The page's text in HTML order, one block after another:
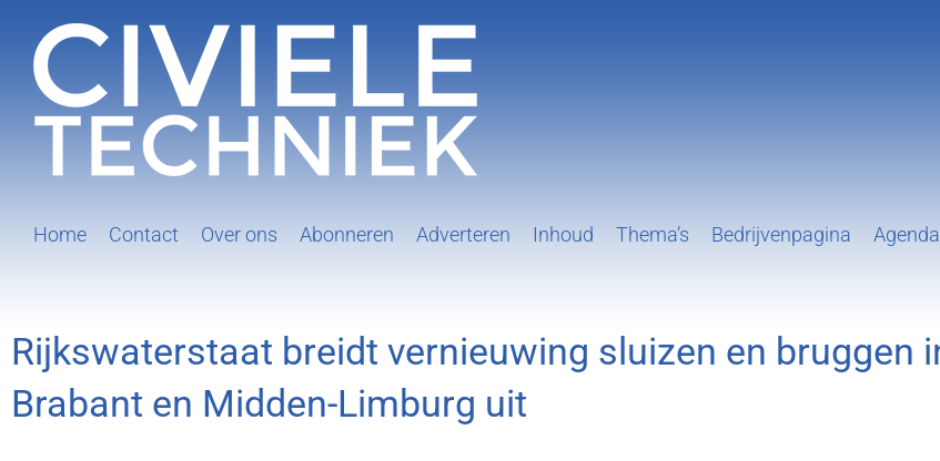
inhoud
Home Contact Over ons Abonneren Adverteren Inhoud Thema’s Bedrijvenpagina Agenda
Rijkswaterstaat breidt vernieuwing sluizen en bruggen
Brabant en Midden-Limburg uit